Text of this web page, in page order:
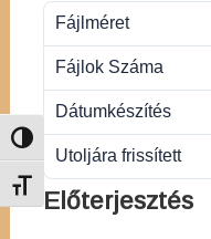
Nagy kontraszt váltása
Betűméret váltása
Fájlméret
Fájlok Száma
Dátumkészítés
Utoljára frissített
Előterjesztés